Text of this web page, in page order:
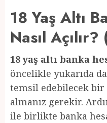
18 Yaş Altı
Nasıl
18 yaş altı banka
öncelikle yukarıda
temsil edebilecek
almanız gerekir.
ile birlikte banka